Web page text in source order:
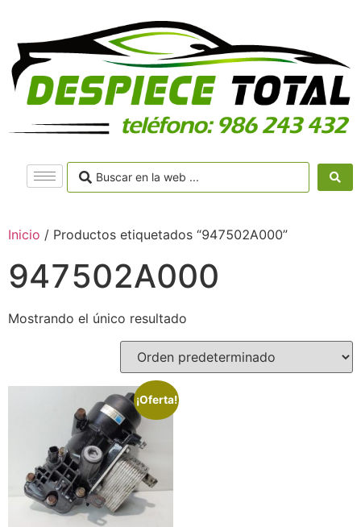
Inicio / Productos etiquetados “947502A000”
947502A000
Mostrando el único resultado
¡Oferta!